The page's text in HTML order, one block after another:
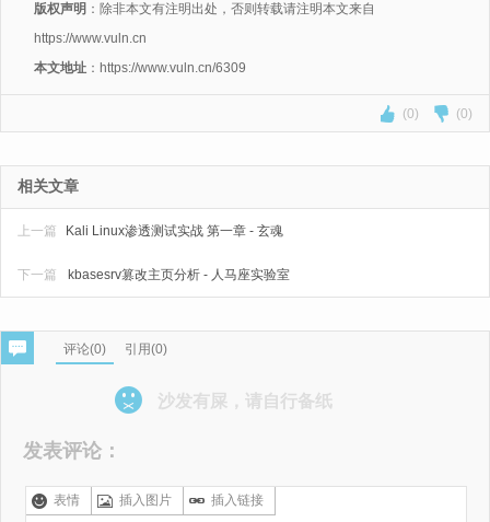
版权声明 ：除非本文有注明出处，否则转载请注明本文来自
https://www.vuln.cn
本文地址 ：https://www.vuln.cn/6309
(0) (0)
相关文章
上一篇 Kali Linux渗透测试实战 第一章 - 玄魂
kbasesrv篡改主页分析 - 人马座实验室
下一篇
评论(0) 引用(0)
沙发有屎，请自行备纸
发表评论：
表情 插入图片 插入链接